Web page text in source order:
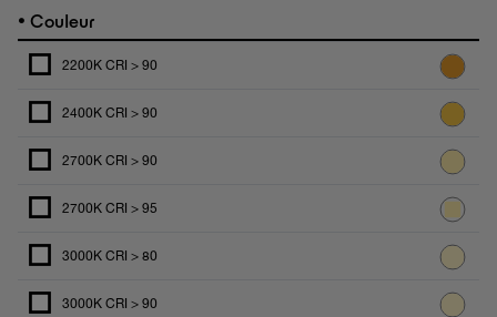
• Couleur
2200K CRI > 90
2400K CRI > 90
2700K CRI > 90
2700K CRI > 95
3000K CRI > 80
3000K CRI > 90